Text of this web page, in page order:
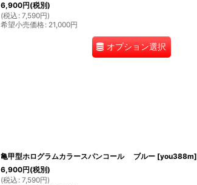
6,900円(税別)
(税込 : 7,590円)
希望小売価格: 21,000円
オプション選択
亀甲型ホログラムカラースパンコール ブルー [you388m]
6,900円(税別)
(税込 : 7,590円)